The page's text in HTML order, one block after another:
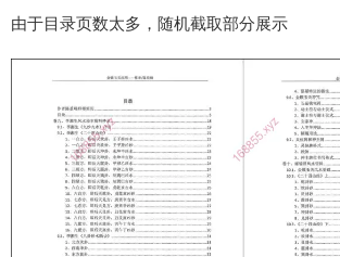
由于目录页数太多，随机截取部分展示